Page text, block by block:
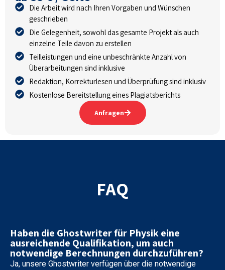
Die Arbeit wird nach Ihren Vorgaben und Wünschen
geschrieben
Die Gelegenheit, sowohl das gesamte Projekt als auch
einzelne Teile davon zu erstellen
Teilleistungen und eine unbeschränkte Anzahl von
Überarbeitungen sind inklusive
Redaktion, Korrekturlesen und Überprüfung sind inklusiv
Kostenlose Bereitstellung eines Plagiatsberichts
Anfragen
FAQ
Haben die Ghostwriter für Physik eine
ausreichende Qualifikation, um auch
notwendige Berechnungen durchzuführen?
Ja, unsere Ghostwriter verfügen über die notwendige